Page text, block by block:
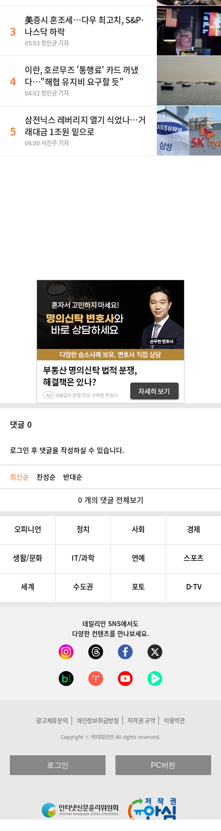
3
美증시 혼조세…다우 최고치, S&P·
나스닥 하락
05:03 정인균 기자
4
이란, 호르무즈 '통행료' 카드 꺼냈
다…"해협 유지비 요구할 듯"
04:02 정인균 기자
5
삼전닉스 레버리지 열기 식었나…거
래대금 1조원 밑으로
06:00 서진주 기자
댓글 0
로그인 후 댓글을 작성하실 수 있습니다.
최신순 찬성순 반대순
0 개의 댓글 전체보기
오피니언 정치 사회 경제
생활/문화 IT/과학 연예 스포츠
세계 수도권 포토 D-TV
데일리안 SNS에서도
다양한 컨텐츠를 만나보세요.
광고제휴문의 개인정보취급방침 저작권 규약 이용약관
Copyright ⓒ ㈜데일리안 All rights reserved.
로그인 PC버전